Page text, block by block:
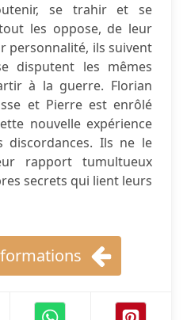
se trahir et se
les oppose, de leur
personnalité, ils suivent
disputent les mêmes
à la guerre. Florian
et Pierre est enrôlé
nouvelle expérience
discordances. Ils ne le
rapport tumultueux
secrets qui lient leurs